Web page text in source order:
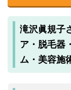
滝沢眞規子
ア・脱毛器
ム・美容施